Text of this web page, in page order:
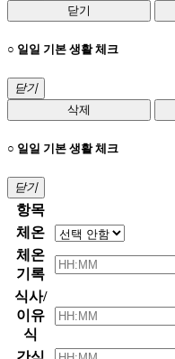
닫기
○ 일일 기본 생활 체크
닫기
삭제
○ 일일 기본 생활 체크
닫기
항목
체온
체온
기록
식사/
이유
식